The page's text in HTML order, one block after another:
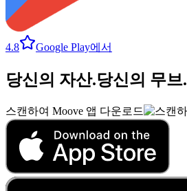
4.8 Google Play에서
당신의 자산.당신의 무브.
스캔하여 Moove 앱 다운로드